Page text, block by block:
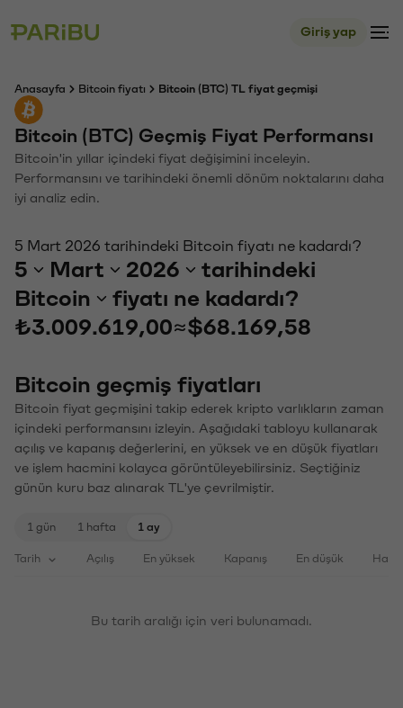
Giriş yap
Anasayfa Bitcoin fiyatı Bitcoin (BTC) TL fiyat geçmişi
Bitcoin (BTC) Geçmiş Fiyat Performansı
Bitcoin'in yıllar içindeki fiyat değişimini inceleyin.
Performansını ve tarihindeki önemli dönüm noktalarını daha
iyi analiz edin.
5 Mart 2026 tarihindeki Bitcoin fiyatı ne kadardı?
5 Mart 2026
tarihindeki
Bitcoin
fiyatı ne kadardı?
₺3.009.619,00≈$68.169,58
Bitcoin geçmiş fiyatları
Bitcoin fiyat geçmişini takip ederek kripto varlıkların zaman
içindeki performansını izleyin. Aşağıdaki tabloyu kullanarak
açılış ve kapanış değerlerini, en yüksek ve en düşük fiyatları
ve işlem hacmini kolayca görüntüleyebilirsiniz. Seçtiğiniz
günün kuru baz alınarak TL'ye çevrilmiştir.
1 gün 1 hafta 1 ay
Tarih Açılış En yüksek Kapanış En düşük
Bu tarih aralığı için veri bulunamadı.